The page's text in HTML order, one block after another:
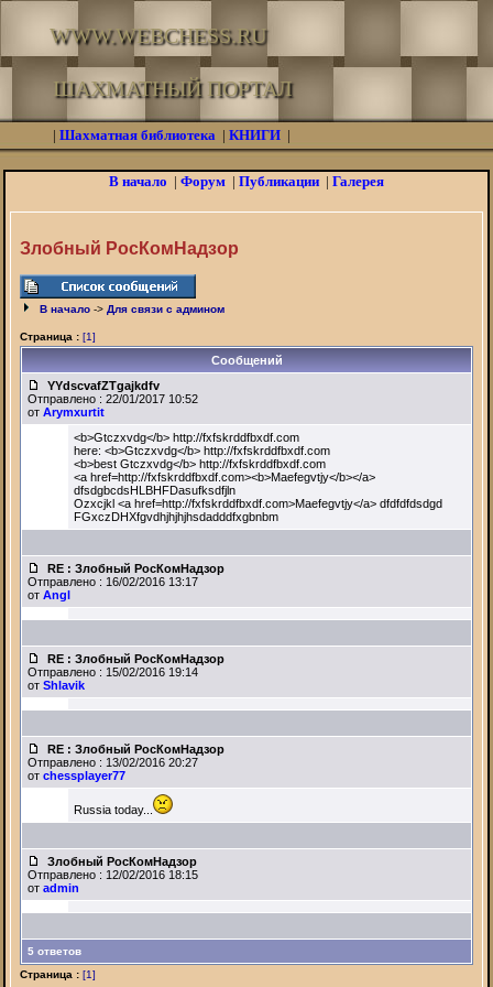
WWW.WEBCHESS.RU
ШАХМАТНЫЙ ПОРТАЛ
| Шахматная библиотека | КНИГИ |
В начало | Форум | Публикации | Галерея
Злобный РосКомНадзор
В начало -> Для связи с админом
Страница : [1]
Сообщений
YYdscvafZTgajkdfv
Отправлено : 22/01/2017 10:52
от Arymxurtit
<b>Gtczxvdg</b> http://fxfskrddfbxdf.com
here: <b>Gtczxvdg</b> http://fxfskrddfbxdf.com
<b>best Gtczxvdg</b> http://fxfskrddfbxdf.com
<a href=http://fxfskrddfbxdf.com><b>Maefegvtjy</b></a>
dfsdgbcdsHLBHFDasufksdfjln
Ozxcjkl <a href=http://fxfskrddfbxdf.com>Maefegvtjy</a> dfdfdfdsdgd
FGxczDHXfgvdhjhjhjhsdadddfxgbnbm
RE : Злобный РосКомНадзор
Отправлено : 16/02/2016 13:17
от Angl
RE : Злобный РосКомНадзор
Отправлено : 15/02/2016 19:14
от Shlavik
RE : Злобный РосКомНадзор
Отправлено : 13/02/2016 20:27
от chessplayer77
Russia today...
Злобный РосКомНадзор
Отправлено : 12/02/2016 18:15
от admin
5 ответов
Страница : [1]